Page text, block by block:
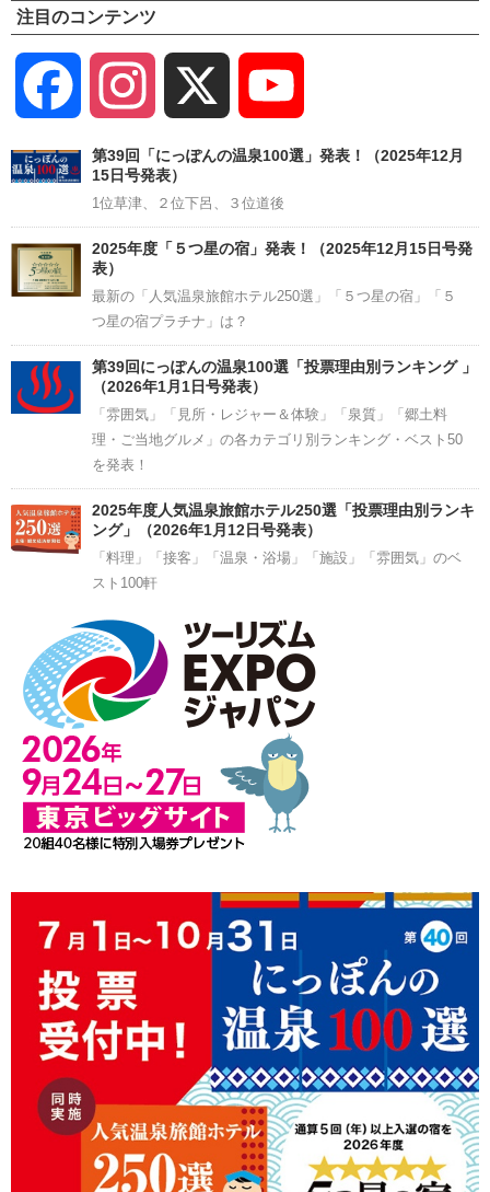
注目のコンテンツ
Facebook Instagram
Channel
第39回「にっぽんの温泉100選」発表！（2025年12月
15日号発表）
1位草津、２位下呂、３位道後
2025年度「５つ星の宿」発表！（2025年12月15日号発
表）
最新の「人気温泉旅館ホテル250選」「５つ星の宿」「５
つ星の宿プラチナ」は？
第39回にっぽんの温泉100選「投票理由別ランキング 」
（2026年1月1日号発表）
「雰囲気」「見所・レジャー＆体験」「泉質」「郷土料
理・ご当地グルメ」の各カテゴリ別ランキング・ベスト50
を発表！
2025年度人気温泉旅館ホテル250選「投票理由別ランキ
ング」（2026年1月12日号発表）
「料理」「接客」「温泉・浴場」「施設」「雰囲気」のベ
スト100軒